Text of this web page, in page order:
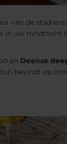
van de stad
in uw rondtocht
en Deense
bevindt op